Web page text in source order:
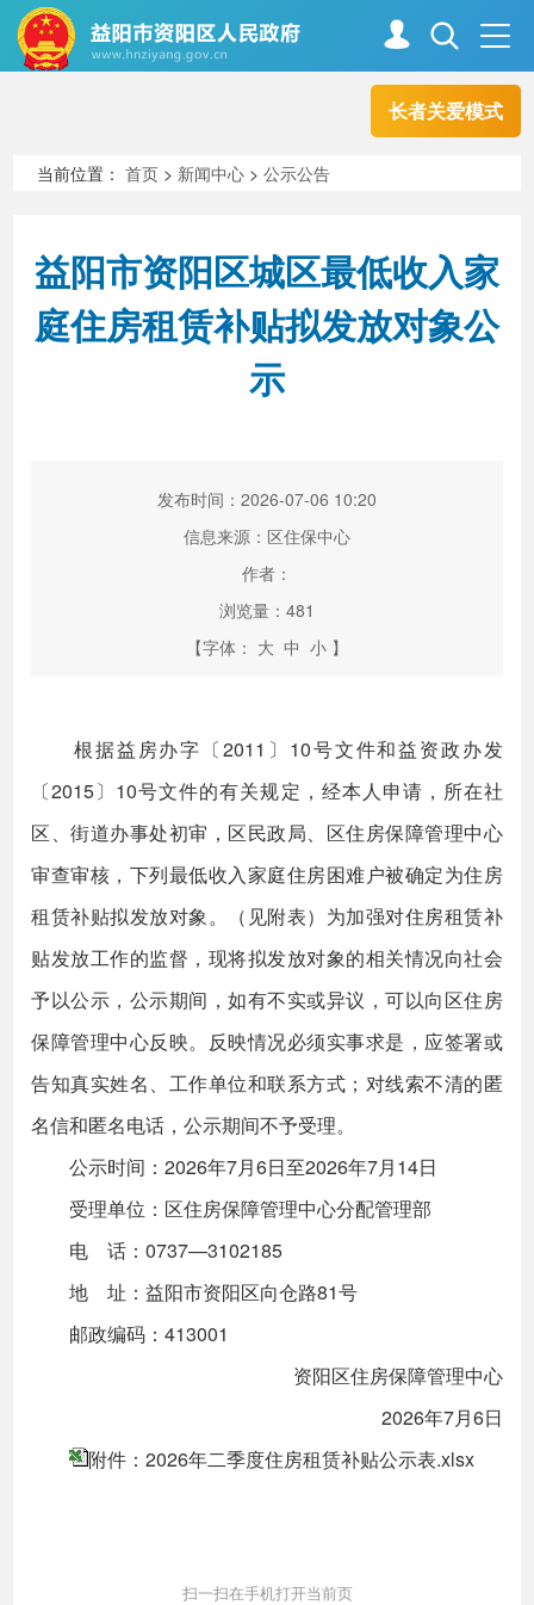
长者关爱模式
走进资阳
新闻中心 解读回应
当前位置：首页 > 新闻中心 >公示公告
益阳市资阳区城区最低收入家
庭住房租赁补贴拟发放对象公
示
发布时间：2026-07-06 10:20
信息来源：区住保中心
作者：
浏览量： 481
【字体： 大 中 小 】
根据益房办字〔2011〕10号文件和益资政办发
〔2015〕10号文件的有关规定，经本人申请，所在社
区、街道办事处初审，区民政局、区住房保障管理中心
审查审核，下列最低收入家庭住房困难户被确定为住房
租赁补贴拟发放对象。（见附表）为加强对住房租赁补
贴发放工作的监督，现将拟发放对象的相关情况向社会
予以公示，公示期间，如有不实或异议，可以向区住房
保障管理中心反映。反映情况必须实事求是，应签署或
告知真实姓名、工作单位和联系方式；对线索不清的匿
名信和匿名电话，公示期间不予受理。
公示时间：2026年7月6日至2026年7月14日
受理单位：区住房保障管理中心分配管理部
电 话：0737—3102185
地 址：益阳市资阳区向仓路81号
邮政编码：413001
资阳区住房保障管理中心
2026年7月6日
附件：2026年二季度住房租赁补贴公示表.xlsx
扫一扫在手机打开当前页